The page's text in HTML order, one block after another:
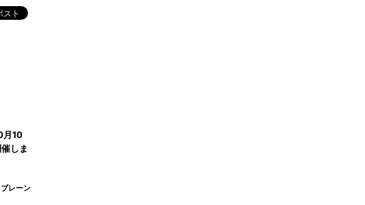
月10
しま
レーン